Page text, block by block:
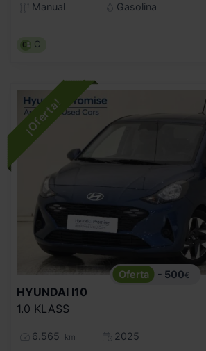
Manual
Gasolina
C
- 500€
HYUNDAI I10
1.0 KLASS
6.565 km
2025